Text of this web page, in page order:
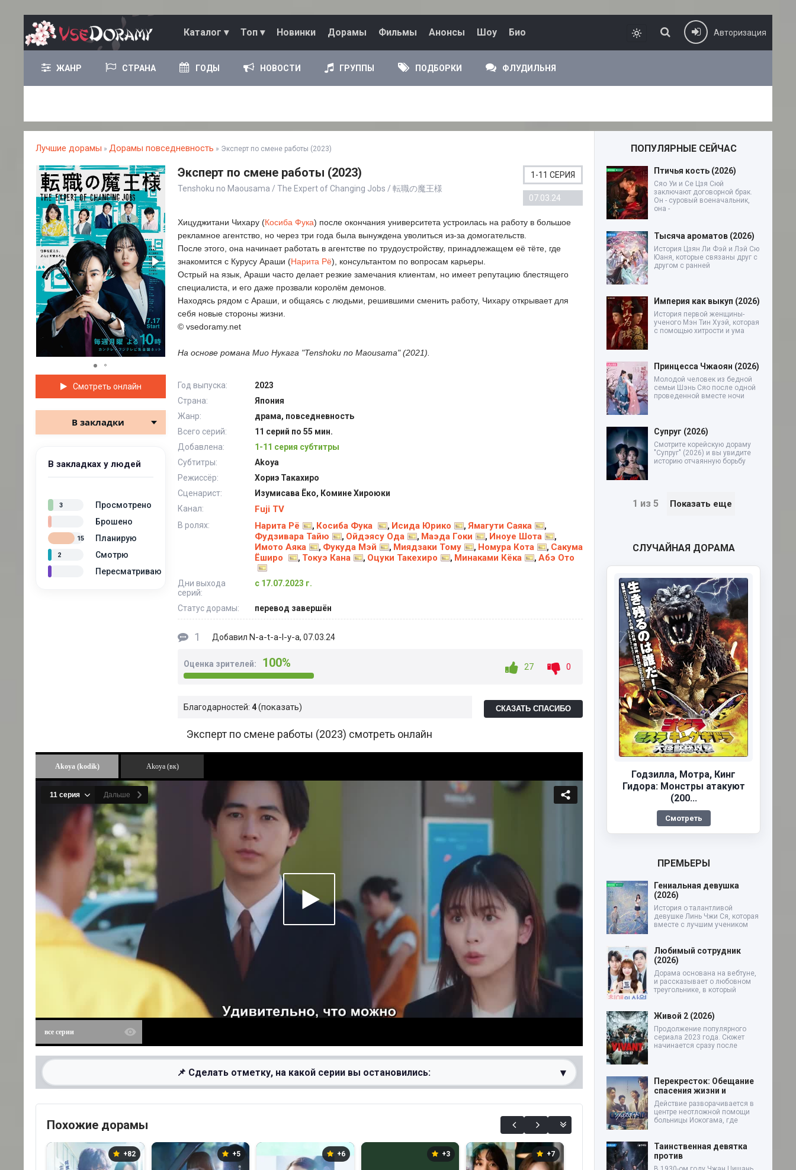
Каталог ▾ Топ ▾ Новинки Дорамы Фильмы Анонсы Шоу Био Авторизация
ЖАНР СТРАНА ГОДЫ НОВОСТИ ГРУППЫ ПОДБОРКИ ФЛУДИЛЬНЯ
Лучшие дорамы » Дорамы повседневность » Эксперт по смене работы (2023)
Смотреть онлайн
В закладки
В закладках у людей
Просмотрено
3
Брошено
Планирую
15
Смотрю
2
Пересматриваю
Эксперт по смене работы (2023)
Tenshoku no Maousama / The Expert of Changing Jobs / 転職の魔王様
1-11 СЕРИЯ
07.03.24
Хицуджитани Чихару (Косиба Фука) после окончания университета устроилась на работу в большое
рекламное агентство, но через три года была вынуждена уволиться из-за домогательств.
После этого, она начинает работать в агентстве по трудоустройству, принадлежащем её тёте, где
знакомится с Курусу Араши (Нарита Рё), консультантом по вопросам карьеры.
Острый на язык, Араши часто делает резкие замечания клиентам, но имеет репутацию блестящего
специалиста, и его даже прозвали королём демонов.
Находясь рядом с Араши, и общаясь с людьми, решившими сменить работу, Чихару открывает для
себя новые стороны жизни.
© vsedoramy.net
На основе романа Мио Нукага "Tenshoku no Maousama" (2021).
Год выпуска:
2023
Страна:
Япония
Жанр:
драма, повседневность
Всего серий:
11 серий по 55 мин.
Добавлена:
1-11 серия субтитры
Субтитры:
Akoya
Режиссёр:
Хориэ Такахиро
Сценарист:
Изумисава Ёко, Комине Хироюки
Канал:
Fuji TV
В ролях: Нарита Рё , Косиба Фука , Исида Юрико , Ямагути Саяка ,
Фудзивара Тайю , Ойдэясу Ода , Маэда Гоки , Иноуе Шота ,
Имото Аяка , Фукуда Мэй , Миядзаки Тому , Номура Кота , Сакума
Ёширо
, Токуэ Кана , Оцуки Такехиро , Минаками Кёка , Абэ Ото
Дни выхода
серий:
с 17.07.2023 г.
Статус дорамы: перевод завершён
1 Добавил N-a-t-a-l-y-a, 07.03.24
Оценка зрителей: 100% 27 0
Благодарностей: 4 показать СКАЗАТЬ СПАСИБО
Эксперт по смене работы (2023) смотреть онлайн
Akoya (kodik) Akoya (вк)
все серии
📌 Сделать отметку, на какой серии вы остановились: ▾
0%
Похожие дорамы
+82 +5 +6 +3 +7 +7
ПОПУЛЯРНЫЕ СЕЙЧАС
Птичья кость (2026)
Сяо Уи и Се Цзя Сюй
заключают договорной брак.
Он - суровый военачальник,
она -
Тысяча ароматов (2026)
История Цзян Ли Фэй и Лэй Сю
Юаня, которые связаны друг с
другом с ранней
Империя как выкуп (2026)
История первой женщины-
ученого Мэн Тин Хуэй, которая
с помощью хитрости и ума
Принцесса Чжаоян (2026)
Молодой человек из бедной
семьи Шэнь Сяо после одной
проведенной вместе ночи
Супруг (2026)
Смотрите корейскую дораму
"Супруг" (2026) и вы увидите
историю отчаянную борьбу
1 из 5 Показать еще
СЛУЧАЙНАЯ ДОРАМА
Годзилла, Мотра, Кинг
Гидора: Монстры атакуют
(200...
Смотреть
ПРЕМЬЕРЫ
Гениальная девушка
(2026)
История о талантливой
девушке Линь Чжи Ся, которая
вместе с лучшим учеником
Любимый сотрудник
(2026)
Дорама основана на вебтуне,
и рассказывает о любовном
треугольнике, в который
Живой 2 (2026)
Продолжение популярного
сериала 2023 года. Сюжет
начинается сразу после
Перекресток: Обещание
спасения жизни и
Действие разворачивается в
центре неотложной помощи
больницы Иокогама, где
Таинственная девятка
против